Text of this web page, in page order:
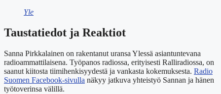
Yle
Taustatiedot ja Reaktiot
Sanna Pirkkalainen on rakentanut uransa Ylessä asiantuntevana
radioammattilaisena. Työpanos radiossa, erityisesti Ralliradiossa, on
saanut kiitosta tiimihenkisyydestä ja vankasta kokemuksesta. Radio
Suomen Facebook-sivulla näkyy jatkuva yhteistyö Sannan ja hänen
työtoverinsa välillä.